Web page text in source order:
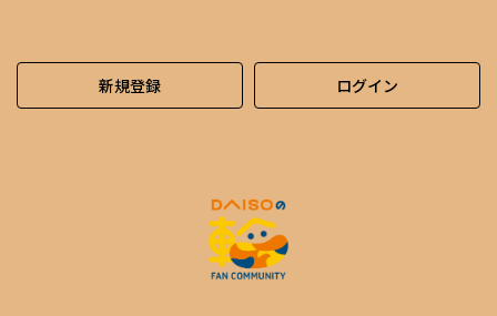
新規登録 ログイン